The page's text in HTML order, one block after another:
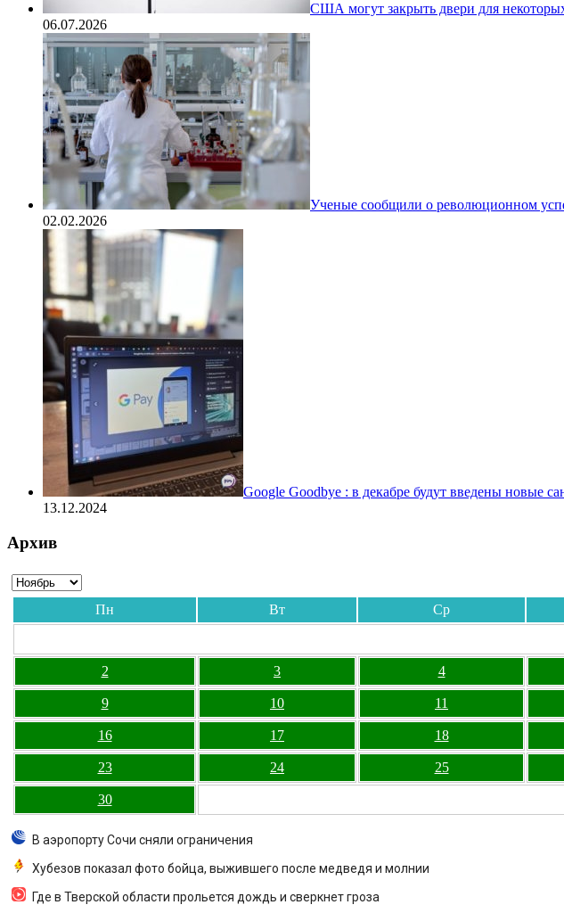
США могут закрыть двери для
06.07.2026
Ученые сообщили о революционном
02.02.2026
Google Goodbye : в декабре будут введены новые
13.12.2024
Архив
Пн Вт Ср
2 3 4
9 10 11
16 17 18
23 24 25
30
В аэропорту Сочи сняли ограничения
Хубезов показал фото бойца, выжившего после медведя и молнии
Где в Тверской области прольется дождь и сверкнет гроза